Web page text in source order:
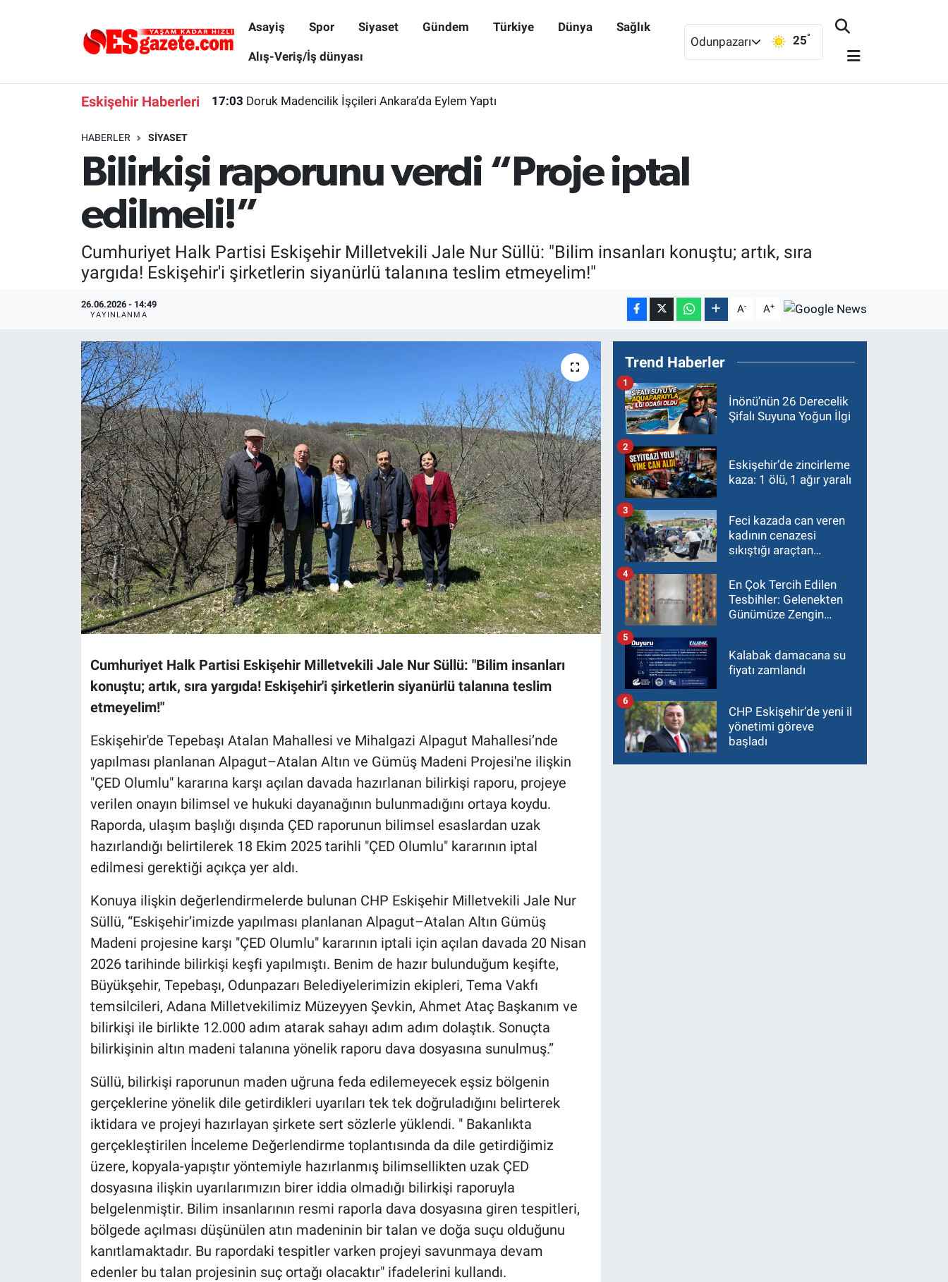
Asayiş Spor Siyaset Gündem Türkiye Dünya Sağlık
Alış-Veriş/İş dünyası
Odunpazarı 25°
Eskişehir Haberleri 17:03 Doruk Madencilik İşçileri Ankara’da Eylem Yaptı
HABERLER SIYASET
Bilirkişi raporunu verdi “Proje iptal
edilmeli!”
Cumhuriyet Halk Partisi Eskişehir Milletvekili Jale Nur Süllü: "Bilim insanları konuştu; artık, sıra
yargıda! Eskişehir'i şirketlerin siyanürlü talanına teslim etmeyelim!"
26.06.2026 - 14:49
YAYINLANMA A- A+
Cumhuriyet Halk Partisi Eskişehir Milletvekili Jale Nur Süllü: "Bilim insanları
konuştu; artık, sıra yargıda! Eskişehir'i şirketlerin siyanürlü talanına teslim
etmeyelim!"
Eskişehir'de Tepebaşı Atalan Mahallesi ve Mihalgazi Alpagut Mahallesi’nde
yapılması planlanan Alpagut–Atalan Altın ve Gümüş Madeni Projesi'ne ilişkin
"ÇED Olumlu" kararına karşı açılan davada hazırlanan bilirkişi raporu, projeye
verilen onayın bilimsel ve hukuki dayanağının bulunmadığını ortaya koydu.
Raporda, ulaşım başlığı dışında ÇED raporunun bilimsel esaslardan uzak
hazırlandığı belirtilerek 18 Ekim 2025 tarihli "ÇED Olumlu" kararının iptal
edilmesi gerektiği açıkça yer aldı.
Konuya ilişkin değerlendirmelerde bulunan CHP Eskişehir Milletvekili Jale Nur
Süllü, “Eskişehir’imizde yapılması planlanan Alpagut–Atalan Altın Gümüş
Madeni projesine karşı "ÇED Olumlu" kararının iptali için açılan davada 20 Nisan
2026 tarihinde bilirkişi keşfi yapılmıştı. Benim de hazır bulunduğum keşifte,
Büyükşehir, Tepebaşı, Odunpazarı Belediyelerimizin ekipleri, Tema Vakfı
temsilcileri, Adana Milletvekilimiz Müzeyyen Şevkin, Ahmet Ataç Başkanım ve
bilirkişi ile birlikte 12.000 adım atarak sahayı adım adım dolaştık. Sonuçta
bilirkişinin altın madeni talanına yönelik raporu dava dosyasına sunulmuş.”
Süllü, bilirkişi raporunun maden uğruna feda edilemeyecek eşsiz bölgenin
gerçeklerine yönelik dile getirdikleri uyarıları tek tek doğruladığını belirterek
iktidara ve projeyi hazırlayan şirkete sert sözlerle yüklendi. " Bakanlıkta
gerçekleştirilen İnceleme Değerlendirme toplantısında da dile getirdiğimiz
üzere, kopyala-yapıştır yöntemiyle hazırlanmış bilimsellikten uzak ÇED
dosyasına ilişkin uyarılarımızın birer iddia olmadığı bilirkişi raporuyla
belgelenmiştir. Bilim insanlarının resmi raporla dava dosyasına giren tespitleri,
bölgede açılması düşünülen atın madeninin bir talan ve doğa suçu olduğunu
kanıtlamaktadır. Bu rapordaki tespitler varken projeyi savunmaya devam
edenler bu talan projesinin suç ortağı olacaktır" ifadelerini kullandı.
Trend Haberler
İnönü’nün 26 Derecelik
Şifalı Suyuna Yoğun İlgi
1
Eskişehir’de zincirleme
kaza: 1 ölü, 1 ağır yaralı
2
Feci kazada can veren
kadının cenazesi
sıkıştığı araçtan
3
En Çok Tercih Edilen
Tesbihler: Gelenekten
Günümüze Zengin
4
Kalabak damacana su
fiyatı zamlandı
5
CHP Eskişehir’de yeni il
yönetimi göreve
başladı
6
Alış-Veriş/İş dünyası
Eskişehirspor Arşivi
Eskişehir Arşivi
Ekonomi
Kültür Sanat
Politika
Kütahya
Magazin
Bilim ve Teknoloji
Eskişehir Nöbetçi Eczaneler
Süper Lig Puan Durumu ve Fikstür
Tüm Manşetler
Haber Arşivi